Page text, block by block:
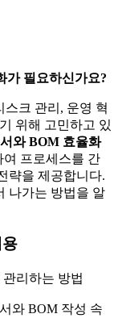
가 필요하신가요?
스크 관리, 운영 혁
위해 고민하고 있
와 BOM 효율화
프로세스를 간
략을 제공합니다.
나가는 방법을 알
리하는 방법
와 BOM 작성 속